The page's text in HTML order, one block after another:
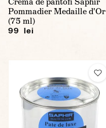
Pommadier Medaille d'Or
(75 ml)
99 lei